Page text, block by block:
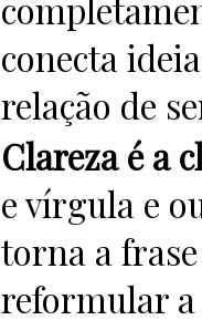
conecta
relação de
Clareza é a
e vírgula e
torna a
reformular